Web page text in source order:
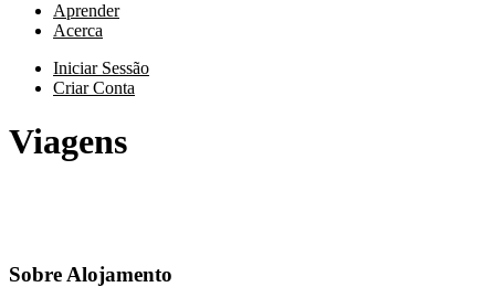
Aprender
Acerca
Iniciar Sessão
Criar Conta
Viagens
Sobre Alojamento